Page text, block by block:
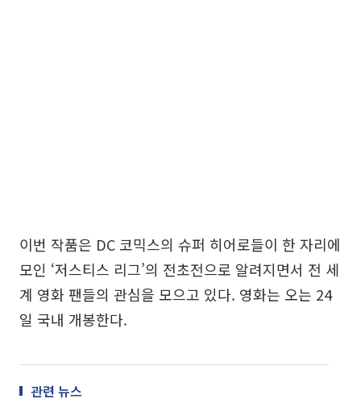
이번 작품은 DC 코믹스의 슈퍼 히어로들이 한 자리에
모인 ‘저스티스 리그’의 전초전으로 알려지면서 전 세
계 영화 팬들의 관심을 모으고 있다. 영화는 오는 24
일 국내 개봉한다.
관련 뉴스